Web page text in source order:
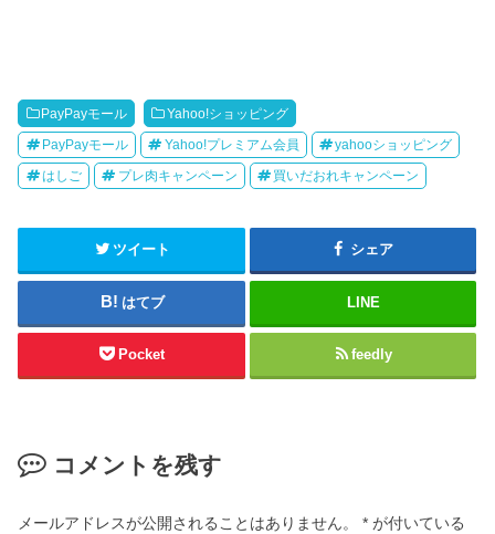
PayPayモール Yahoo!ショッピング
PayPayモール Yahoo!プレミアム会員 yahooショッピング
はしご プレ肉キャンペーン 買いだおれキャンペーン
ツイート シェア
はてブ LINE
Pocket feedly
コメントを残す
メールアドレスが公開されることはありません。 * が付いている